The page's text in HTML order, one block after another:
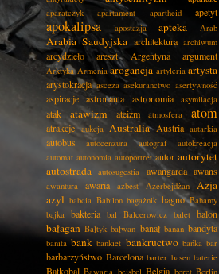
aparatczyk apartament apartheid apetyt
apokalipsa apostazja apteka Arab
Arabia Saudyjska architektura archiwum
arcydzieło areszt Argentyna argument
Arktyka Armenia arogancja artyleria artysta
arystokracja asceza asekuranctwo asertywność
aspiracje astronauta astronomia asymilacja
atak atawizm ateizm atmosfera atom
atrakcje aukcja Australia Austria autarkia
autobus autocenzura autograf
autokreacja
automat autonomia autoportret autor autorytet
autostrada autosugestia awangarda awans
awantura awaria azbest Azerbejdżan
Azja
azyl babcia Babilon bagażnik bagno Bahamy
bajka bakteria bal Balcerowicz balet balon
bałagan Bałtyk bałwan banał banan bandyta
banita bank bankiet bankructwo bańka bar
barbarzyństwo Barcelona barter basen baterie
Batkobal Belgia